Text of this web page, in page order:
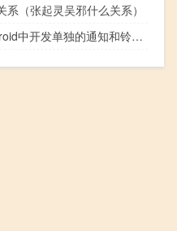
系（张起灵吴邪什么关系）
谷歌正在Android中开发单独的通知和铃声音量滑块